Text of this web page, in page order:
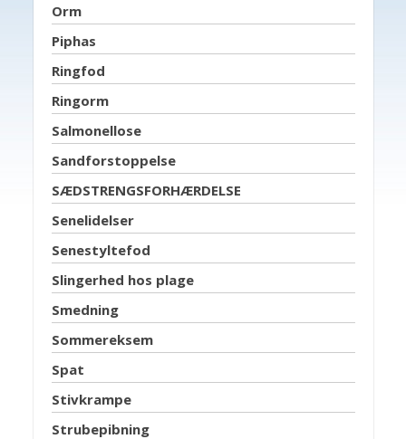
Orm
Piphas
Ringfod
Ringorm
Salmonellose
Sandforstoppelse
SÆDSTRENGSFORHÆRDELSE
Senelidelser
Senestyltefod
Slingerhed hos plage
Smedning
Sommereksem
Spat
Stivkrampe
Strubepibning